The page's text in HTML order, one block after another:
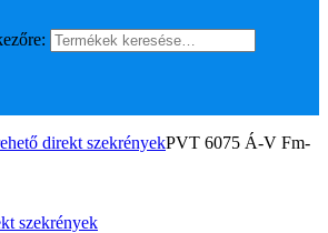
direkt szekrényekPVT 6075 Á-V Fm-
szekrények